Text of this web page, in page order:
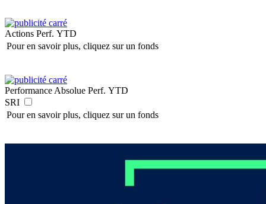
Actions Perf. YTD
Pour en savoir plus, cliquez sur un fonds
Performance Absolue Perf. YTD
SRI
Pour en savoir plus, cliquez sur un fonds